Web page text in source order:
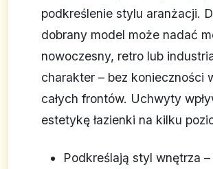
podkreślenie stylu aranżacji.
dobrany model może nadać
nowoczesny, retro lub
charakter – bez konieczności
całych frontów. Uchwyty
estetykę łazienki na kilku
Podkreślają styl wnętrza –